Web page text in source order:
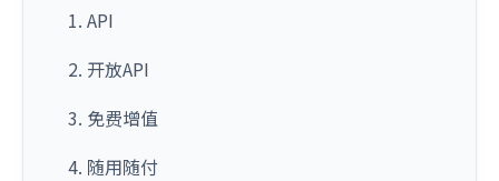
1. API
2. 开放API
3. 免费增值
4. 随用随付